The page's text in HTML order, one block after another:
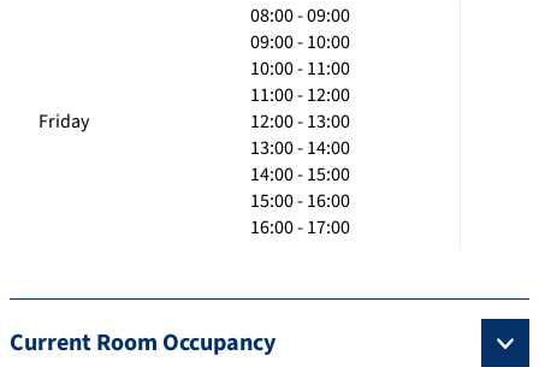
Friday
08:00 - 09:00
09:00 - 10:00
10:00 - 11:00
11:00 - 12:00
12:00 - 13:00
13:00 - 14:00
14:00 - 15:00
15:00 - 16:00
16:00 - 17:00
Current Room Occupancy